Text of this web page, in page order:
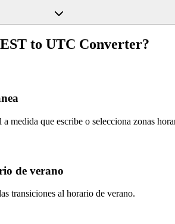
to UTC Converter?
medida que escribe o selecciona zonas
de verano
transiciones al horario de verano.